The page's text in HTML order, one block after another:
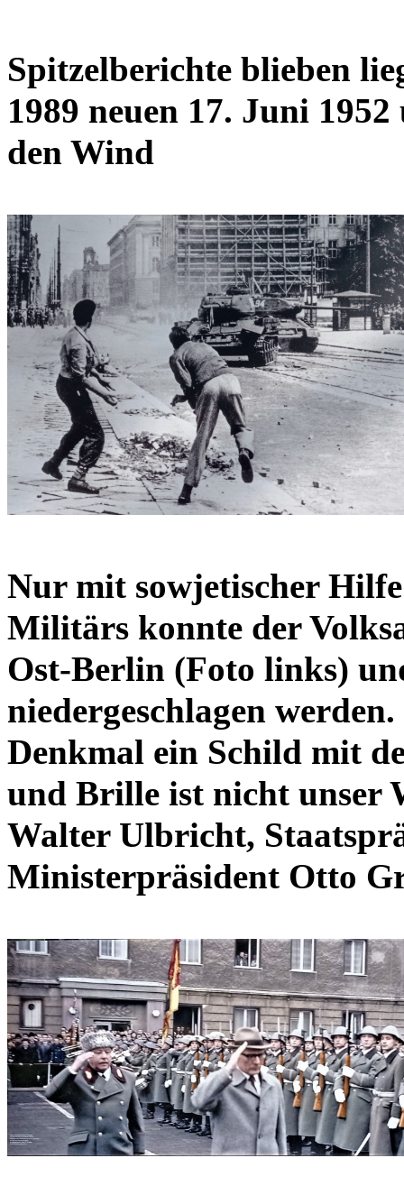
Spitzelberichte blieben
1989 neuen 17. Juni
den Wind
Nur mit sowjetischer
Militärs konnte der
Ost-Berlin (Foto links)
niedergeschlagen
Denkmal ein Schild mit
und Brille ist nicht unser
Walter Ulbricht,
Ministerpräsident Otto